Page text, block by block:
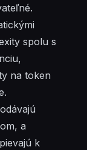
spolu s
na token
a
k